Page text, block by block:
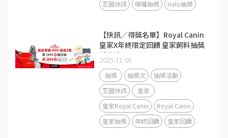
王國快訊
嘿囉抽獎 Halo抽獎
【快訊／得獎名單】Royal Canin
皇家X年終限定回饋 皇家飼料抽獎
活動說明
2025-11-05
抽獎 抽獎文
抽獎活動
王國快訊
皇家
皇家Royal Canin
Royal Canin
皇家抽獎
年終回饋 皇家回饋